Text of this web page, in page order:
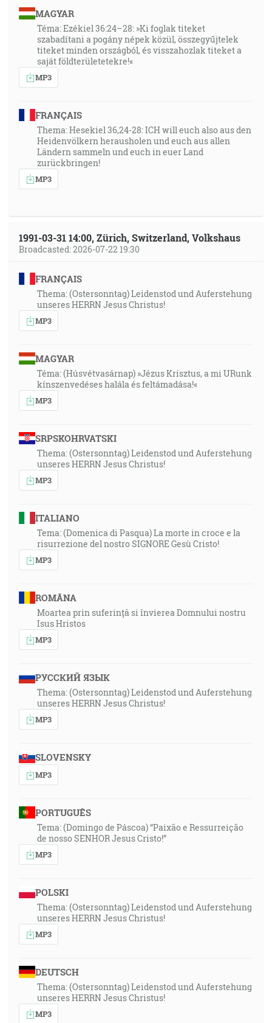
MAGYAR
Téma: Ezékiel 36:24–28: »Ki foglak titeket
szabadítani a pogány népek közül, összegyűjtelek
titeket minden országból, és visszahozlak titeket a
saját földterületetekre!«
MP3
FRANÇAIS
Thema: Hesekiel 36,24-28: ICH will euch also aus den
Heidenvölkern herausholen und euch aus allen
Ländern sammeln und euch in euer Land
zurückbringen!
MP3
1991-03-31 14:00, Zürich, Switzerland, Volkshaus
Broadcasted: 2026-07-22 19:30
FRANÇAIS
Thema: (Ostersonntag) Leidenstod und Auferstehung
unseres HERRN Jesus Christus!
MP3
MAGYAR
Téma: (Húsvétvasárnap) »Jézus Krisztus, a mi URunk
kínszenvedéses halála és feltámadása!«
MP3
SRPSKOHRVATSKI
Thema: (Ostersonntag) Leidenstod und Auferstehung
unseres HERRN Jesus Christus!
MP3
ITALIANO
Tema: (Domenica di Pasqua) La morte in croce e la
risurrezione del nostro SIGNORE Gesù Cristo!
MP3
ROMÂNA
Moartea prin suferință si învierea Domnului nostru
Isus Hristos
MP3
РУССКИЙ ЯЗЫК
Thema: (Ostersonntag) Leidenstod und Auferstehung
unseres HERRN Jesus Christus!
MP3
SLOVENSKY
MP3
PORTUGUÊS
Tema: (Domingo de Páscoa) “Paixão e Ressurreição
de nosso SENHOR Jesus Cristo!”
MP3
POLSKI
Thema: (Ostersonntag) Leidenstod und Auferstehung
unseres HERRN Jesus Christus!
MP3
DEUTSCH
Thema: (Ostersonntag) Leidenstod und Auferstehung
unseres HERRN Jesus Christus!
MP3